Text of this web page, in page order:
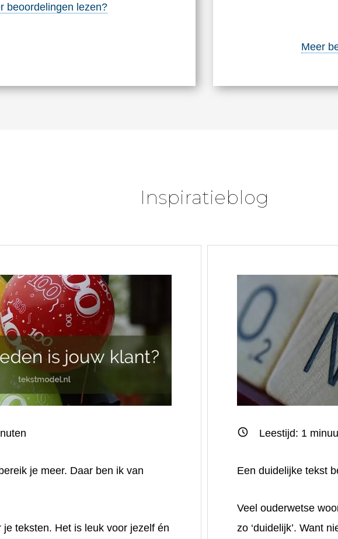
beoordelingen lezen?
Meer
Inspiratieblog
bereik je meer. Daar ben ik van
je teksten. Het is leuk voor jezelf én
Leestijd: 1
Een duidelijke tekst
Veel ouderwetse
zo ‘duidelijk’. Want